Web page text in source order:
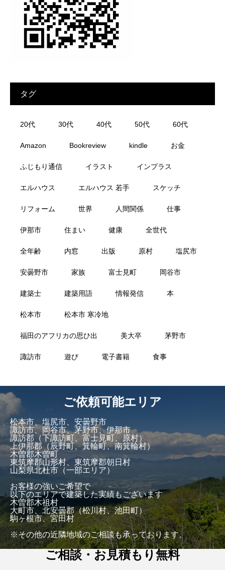
タグ
20代 30代 40代 50代 60代
Amazon Bookreview kindle お金
ふじもり通信 イラスト インプラス
エルハウス エルハウス 若手 スケッチ
リフォーム 世界 人間関係 仕事
伊那市 住まい 健康 全世代
全年齢 内窓 出版 原村 塩尻市
安曇野市 家族 富士見町 岡谷市
建築士 建築用語 情報発信 本
松本市 松本市 寒冷地
福田のアフリカの思ひ出 美大卒 茅野市
諏訪市 遊び 電子書籍 食事
ご依頼可能エリア
松本市、塩尻市、安曇野市
諏訪市、岡谷市、茅野市、伊那市
諏訪郡（下諏訪町、富士見町、原村）
上伊那郡（辰野町、箕輪町、南箕輪村）
木曽郡木曽町
東筑摩郡山形村、東筑摩郡朝日村
山梨県北杜市（一部エリア）
お客様の強いご希望で
以下のエリアで建築した実績もございます
木曽郡木祖村
大町市、北安曇郡（松川村、池田町）
駒ヶ根市、宮田村
※その他の近隣地域のご相談も承っております。
ご相談・お見積もり無料